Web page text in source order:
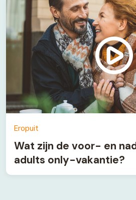
Eropuit
Wat zijn de voor- en
adults only-vakantie?